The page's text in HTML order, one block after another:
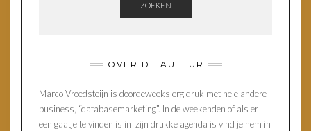
ZOEKEN
OVER DE AUTEUR
Marco Vroedsteijn is doordeweeks erg druk met hele andere
business, “databasemarketing”. In de weekenden of als er
een gaatje te vinden is in zijn drukke agenda is vind je hem in